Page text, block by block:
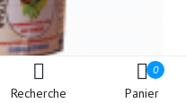
Recherche
0
Panier